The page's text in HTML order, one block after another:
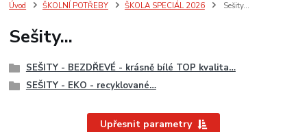
Úvod ŠKOLNÍ POTŘEBY ŠKOLA SPECIÁL 2026 Sešity...
Sešity...
SEŠITY - BEZDŘEVÉ - krásně bílé TOP kvalita…
SEŠITY - EKO - recyklované…
Upřesnit parametry